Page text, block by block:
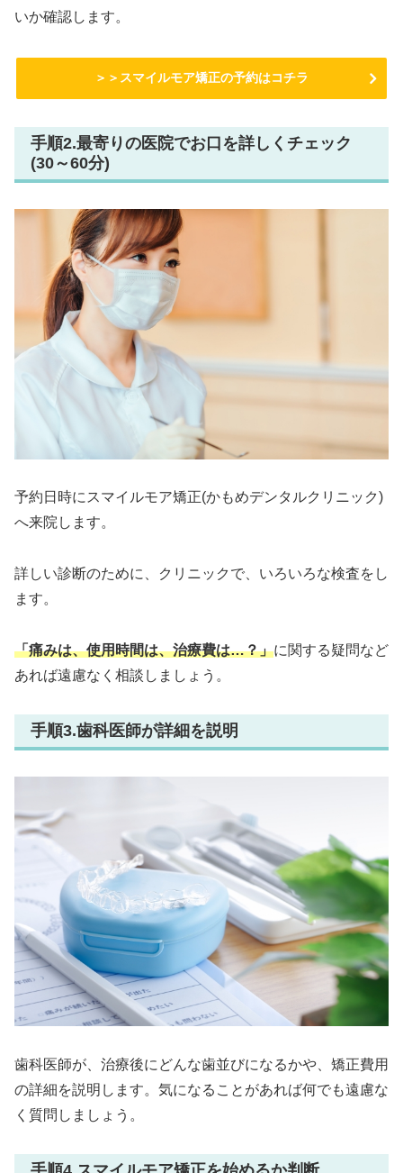
いか確認します。
＞＞スマイルモア矯正の予約はコチラ
手順2.最寄りの医院でお口を詳しくチェック
(30～60分)
予約日時にスマイルモア矯正(かもめデンタルクリニック)
へ来院します。
詳しい診断のために、クリニックで、いろいろな検査をし
ます。
「痛みは、使用時間は、治療費は…？」に関する疑問など
あれば遠慮なく相談しましょう。
手順3.歯科医師が詳細を説明
歯科医師が、治療後にどんな歯並びになるかや、矯正費用
の詳細を説明します。気になることがあれば何でも遠慮な
く質問しましょう。